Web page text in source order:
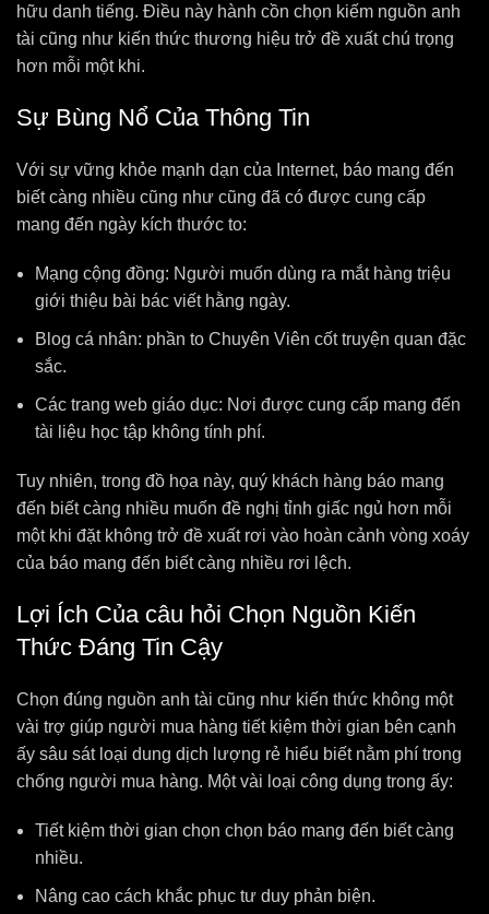
hữu danh tiếng. Điều này hành cồn chọn kiếm nguồn anh
tài cũng như kiến thức thương hiệu trở đề xuất chú trọng
hơn mỗi một khi.
Sự Bùng Nổ Của Thông Tin
Với sự vững khỏe mạnh dạn của Internet, báo mang đến
biết càng nhiều cũng như cũng đã có được cung cấp
mang đến ngày kích thước to:
Mạng cộng đồng: Người muốn dùng ra mắt hàng triệu
giới thiệu bài bác viết hằng ngày.
Blog cá nhân: phần to Chuyên Viên cốt truyện quan đặc
sắc.
Các trang web giáo dục: Nơi được cung cấp mang đến
tài liệu học tập không tính phí.
Tuy nhiên, trong đồ họa này, quý khách hàng báo mang
đến biết càng nhiều muốn đề nghị tỉnh giấc ngủ hơn mỗi
một khi đặt không trở đề xuất rơi vào hoàn cảnh vòng xoáy
của báo mang đến biết càng nhiều rơi lệch.
Lợi Ích Của câu hỏi Chọn Nguồn Kiến
Thức Đáng Tin Cậy
Chọn đúng nguồn anh tài cũng như kiến thức không một
vài trợ giúp người mua hàng tiết kiệm thời gian bên cạnh
ấy sâu sát loại dung dịch lượng rẻ hiểu biết nằm phí trong
chống người mua hàng. Một vài loại công dụng trong ấy:
Tiết kiệm thời gian chọn chọn báo mang đến biết càng
nhiều.
Nâng cao cách khắc phục tư duy phản biện.